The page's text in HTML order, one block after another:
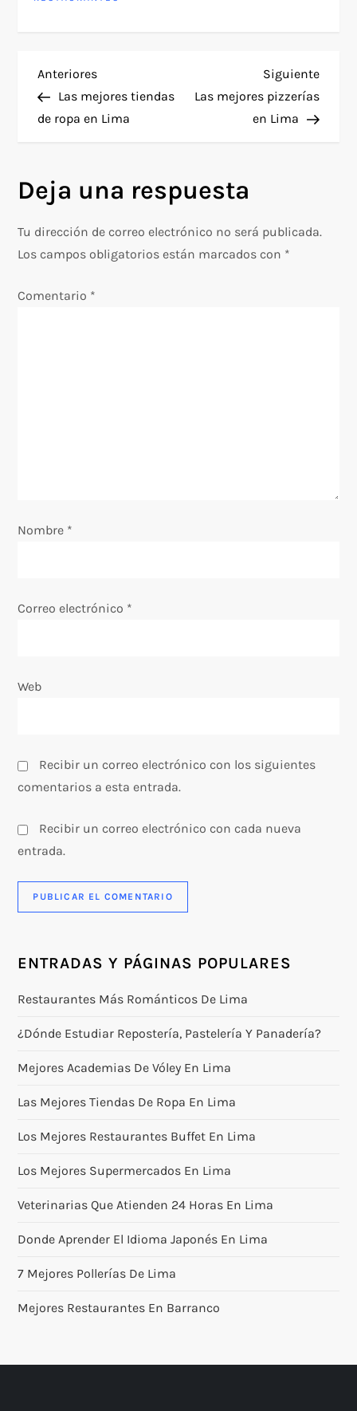
N
a
e
g
a
c
e
t
a
a
s
Entrada
anterior
Anteriores
Las mejores tiendas
de ropa en Lima
Siguiente
Las mejores pizzerías
en Lima
Deja una respuesta
Tu dirección de correo electrónico no será publicada.
Los campos obligatorios están marcados con *
Comentario *
Nombre *
Correo electrónico *
Web
Recibir un correo electrónico con los siguientes
comentarios a esta entrada.
Recibir un correo electrónico con cada nueva
entrada.
ENTRADAS Y PÁGINAS POPULARES
Restaurantes Más Románticos De Lima
¿Dónde Estudiar Repostería, Pastelería Y Panadería?
Mejores Academias De Vóley En Lima
Las Mejores Tiendas De Ropa En Lima
Los Mejores Restaurantes Buffet En Lima
Los Mejores Supermercados En Lima
Veterinarias Que Atienden 24 Horas En Lima
Donde Aprender El Idioma Japonés En Lima
7 Mejores Pollerías De Lima
Mejores Restaurantes En Barranco